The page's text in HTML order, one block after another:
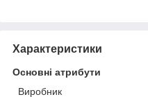
Характеристики
Основні атрибути
Виробник